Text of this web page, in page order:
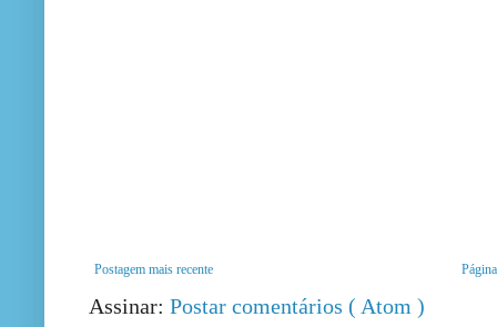
Postagem mais recente
Assinar: Postar comentários ( Atom )